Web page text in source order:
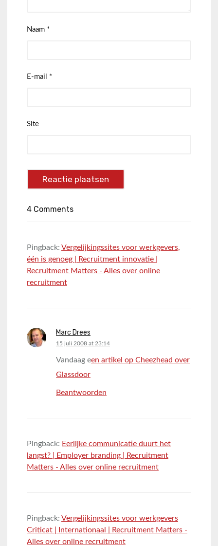
Naam *
E-mail *
Site
4 Comments
Pingback: Vergelijkingssites voor werkgevers,
één is genoeg | Recruitment innovatie |
Recruitment Matters - Alles over online
recruitment
Marc Drees
says:
15 juli 2008 at 23:14
Vandaag een artikel op Cheezhead over
Glassdoor
Beantwoorden
Pingback: Eerlijke communicatie duurt het
langst? | Employer branding | Recruitment
Matters - Alles over online recruitment
Pingback: Vergelijkingssites voor werkgevers
Criticat | Internationaal | Recruitment Matters -
Alles over online recruitment